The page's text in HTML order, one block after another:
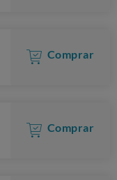
Comprar
Comprar